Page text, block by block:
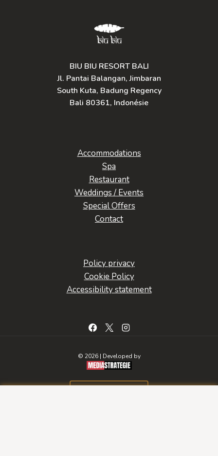
BIU BIU RESORT BALI
Jl. Pantai Balangan, Jimbaran
South Kuta, Badung Regency
Bali 80361, Indonésie
Accommodations
Spa
Restaurant
Weddings / Events
Special Offers
Contact
Policy privacy
Cookie Policy
Accessibility statement
© 2026 | Developed by